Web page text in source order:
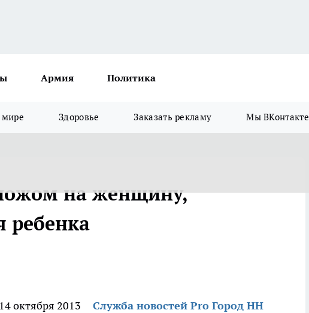
Армия Политика
Здоровье Заказать рекламу Мы ВКонтакте
на женщину,
ребенка
14 октября 2013
Служба новостей Pro Город НН